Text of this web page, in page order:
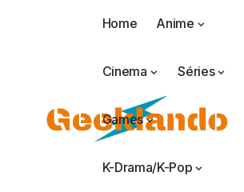
Home Anime
Cinema Séries
Games
K-Drama/K-Pop